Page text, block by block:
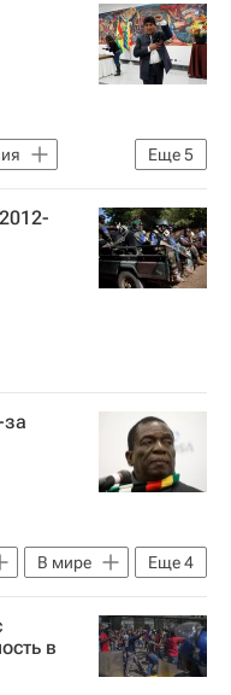
Еще5
Еще4
В мире
19
в